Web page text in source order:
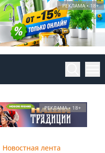
РЕКЛАМА • 18+
РЕКЛАМА • 18+
Новостная лента